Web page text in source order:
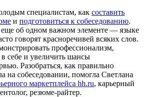
специалистам, как составить
и подготовиться к собеседованию.
еще об одном важном элементе — языке
говорят красноречивей всяких слов.
профессионализм,
в себе и увеличить шансы
Разобраться, как правильно
на собеседовании, помогла Светлана
маркетплейса hh.ru, карьерный
резюме-райтер.